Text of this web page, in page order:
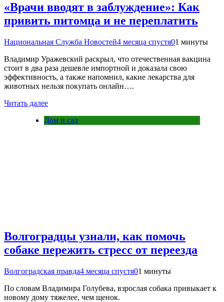
«Врачи вводят в заблуждение»: Как
привить питомца и не переплатить
Национальная Служба Новостей4 месяца спустя01 минуты
Владимир Уражевский раскрыл, что отечественная вакцина
стоит в два раза дешевле импортной и доказала свою
эффективность, а также напомнил, какие лекарства для
животных нельзя покупать онлайн….
Читать далее
Дом и сад
Волгоградцы узнали, как помочь
собаке пережить стресс от переезда
Волгоградская правда4 месяца спустя01 минуты
По словам Владимира Голубева, взрослая собака привыкает к
новому дому тяжелее, чем щенок.